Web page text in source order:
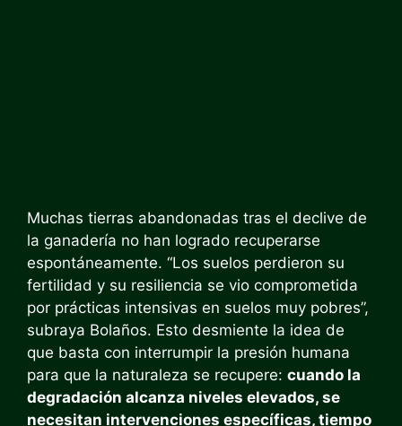
Muchas tierras abandonadas tras el declive de
la ganadería no han logrado recuperarse
espontáneamente. “Los suelos perdieron su
fertilidad y su resiliencia se vio comprometida
por prácticas intensivas en suelos muy pobres”,
subraya Bolaños. Esto desmiente la idea de
que basta con interrumpir la presión humana
para que la naturaleza se recupere: cuando la
degradación alcanza niveles elevados, se
necesitan intervenciones específicas, tiempo